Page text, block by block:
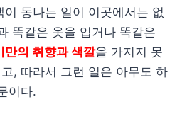
동나는 일이 이곳에서는 없
똑같은 옷을 입거나 똑같은
만의 취향과 색깔을 가지지 못
, 따라서 그런 일은 아무도 하
이다.